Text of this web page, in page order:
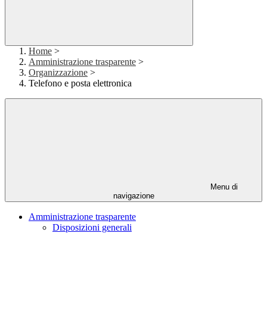
Home >
Amministrazione trasparente >
Organizzazione >
Telefono e posta elettronica
Menu di
navigazione
Amministrazione trasparente
Disposizioni generali